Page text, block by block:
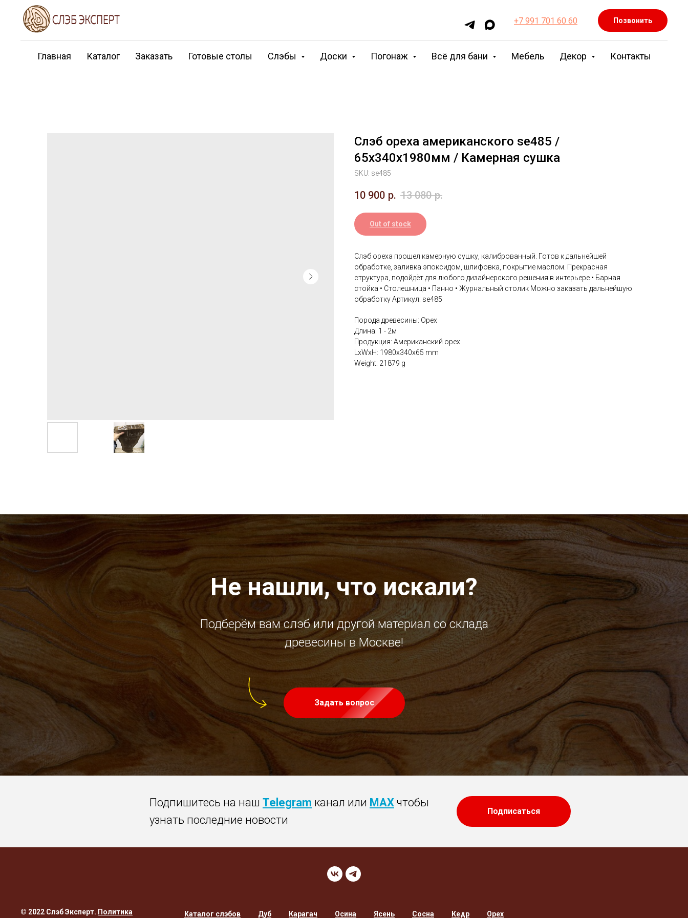
+7 991 701 60 60 Позвонить
Главная Каталог Заказать Готовые столы Слэбы Доски Погонаж Всё для бани Мебель Декор Контакты
Слэб ореха американского se485 /
65х340х1980мм / Камерная сушка
SKU: se485
10 900 р. 13 080 р.
Out of stock
Слэб ореха прошел камерную сушку, калиброванный. Готов к дальнейшей
обработке, заливка эпоксидом, шлифовка, покрытие маслом. Прекрасная
структура, подойдёт для любого дизайнерского решения в интерьере • Барная
стойка • Столешница • Панно • Журнальный столик Можно заказать дальнейшую
обработку Артикул: se485
Порода древесины: Орех
Длина: 1 - 2м
Продукция: Американский орех
LxWxH: 1980x340x65 mm
Weight: 21879 g
Не нашли, что искали?
Подберём вам слэб или другой материал со склада
древесины в Москве!
Задать вопрос
Подпишитесь на наш Telegram канал или MAX чтобы
узнать последние новости
Подписаться
© 2022 Слэб Эксперт. Политика
Каталог слэбов Дуб Карагач Осина Ясень Сосна Кедр Орех